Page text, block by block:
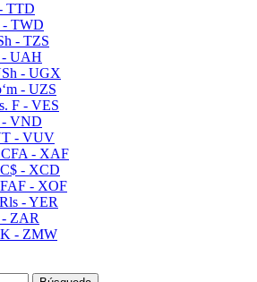
TTD
- TWD
- TZS
- UAH
- UGX
- UZS
F - VES
- VND
- VUV
- XAF
- XCD
- XOF
- YER
- ZAR
- ZMW